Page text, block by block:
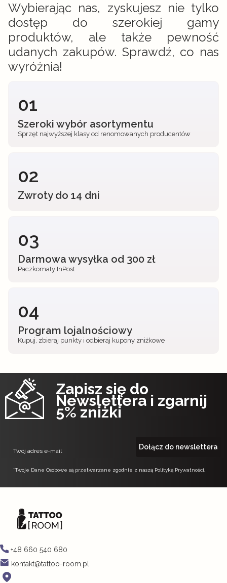
Wybierając nas, zyskujesz nie tylko
dostęp do szerokiej gamy
produktów, ale także pewność
udanych zakupów. Sprawdź, co nas
wyróżnia!
01
Szeroki wybór asortymentu
Sprzęt najwyższej klasy od renomowanych producentów
02
Zwroty do 14 dni
03
Darmowa wysyłka od 300 zł
Paczkomaty InPost
04
Program lojalnościowy
Kupuj, zbieraj punkty i odbieraj kupony zniżkowe
Zapisz się do
Newslettera i zgarnij
5% zniżki
Twój adres e-mail Dołącz do newslettera
*Twoje Dane Osobowe są przetwarzane zgodnie z naszą Polityką Prywatności.
+48 660 540 680
kontakt@tattoo-room.pl